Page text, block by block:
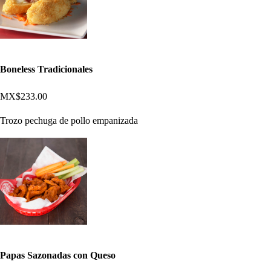
Boneless Tradicionales
MX$233.00
Trozo pechuga de pollo empanizada
Papas Sazonadas con Queso